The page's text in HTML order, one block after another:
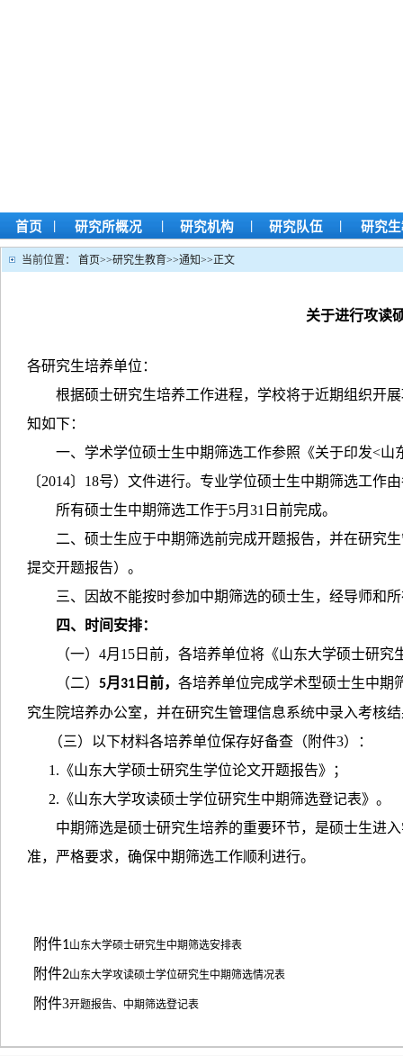
首页 | 研究所概况 | 研究机构 | 研究队伍 | 研究
当前位置： 首页>>研究生教育>>通知>>正文
关于进行攻读
各研究生培养单位：
根据硕士研究生培养工作进程，学校将于近期组织开
知如下：
一、学术学位硕士生中期筛选工作参照《关于印发<山
〔2014〕 18号）文件进行。专业学位硕士生中期筛选工作
所有硕士生中期筛选工作于5月 31 日前完成。
二、硕士生应于中期筛选前完成开题报告，并在研
提交开题报告）。
三、因故不能按时参加中期筛选的硕士生，经导师和
四、时间安排：
（一） 4月 15 日前，各培养单位将《山东大学硕士研究
（二） 5月 31 日前， 各培养单位完成学术型硕士生中期
究生院培养办公室，并在研究生管理信息系统中录入考核
（三）以下材料各培养单位保存好备查（附件3）：
1. 《山东大学硕士研究生学位论文开题报告》；
2. 《山东大学攻读硕士学位研究生中期筛选登记表》。
中期筛选是硕士研究生培养的重要环节，是硕士生进
准，严格要求，确保中期筛选工作顺利进行。
附件1山东大学硕士研究生中期筛选安排表
附件2山东大学攻读硕士学位研究生中期筛选情况表
附件3开题报告、中期筛选登记表